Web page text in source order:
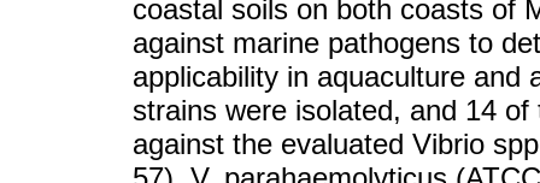
coastal soils on both coasts of
against marine pathogens to
applicability in aquaculture and
strains were isolated, and 14
against the evaluated Vibrio